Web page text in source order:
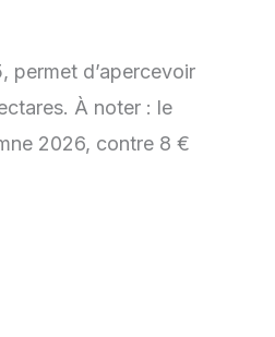
permet d’apercevoir
À noter : le
2026, contre 8 €